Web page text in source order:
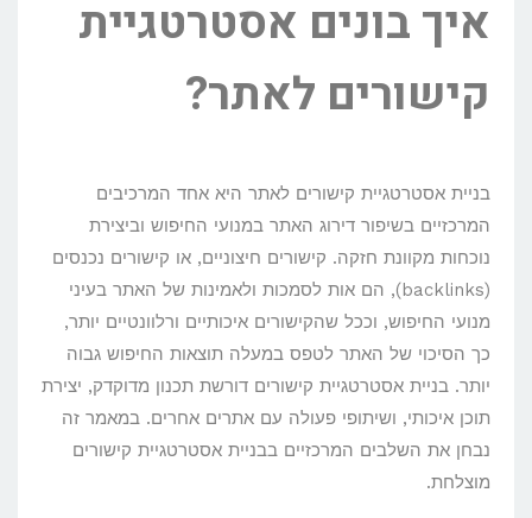
איך בונים אסטרטגיית
קישורים לאתר?
בניית אסטרטגיית קישורים לאתר היא אחד המרכיבים
המרכזיים בשיפור דירוג האתר במנועי החיפוש וביצירת
נוכחות מקוונת חזקה. קישורים חיצוניים, או קישורים נכנסים
(backlinks), הם אות לסמכות ולאמינות של האתר בעיני
מנועי החיפוש, וככל שהקישורים איכותיים ורלוונטיים יותר,
כך הסיכוי של האתר לטפס במעלה תוצאות החיפוש גבוה
יותר. בניית אסטרטגיית קישורים דורשת תכנון מדוקדק, יצירת
תוכן איכותי, ושיתופי פעולה עם אתרים אחרים. במאמר זה
נבחן את השלבים המרכזיים בבניית אסטרטגיית קישורים
מוצלחת.